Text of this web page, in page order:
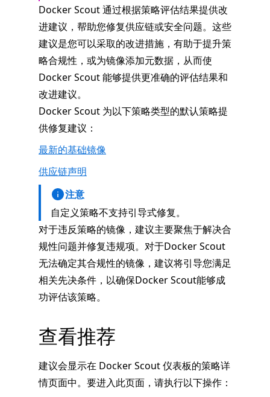
Docker Scout 通过根据策略评估结果提供改
进建议，帮助您修复供应链或安全问题。这些
建议是您可以采取的改进措施，有助于提升策
略合规性，或为镜像添加元数据，从而使
Docker Scout 能够提供更准确的评估结果和
改进建议。
Docker Scout 为以下策略类型的默认策略提
供修复建议：
最新的基础镜像
供应链声明
注意
自定义策略不支持引导式修复。
对于违反策略的镜像，建议主要聚焦于解决合
规性问题并修复违规项。对于Docker Scout
无法确定其合规性的镜像，建议将引导您满足
相关先决条件，以确保Docker Scout能够成
功评估该策略。
查看推荐
建议会显示在 Docker Scout 仪表板的策略详
情页面中。要进入此页面，请执行以下操作：